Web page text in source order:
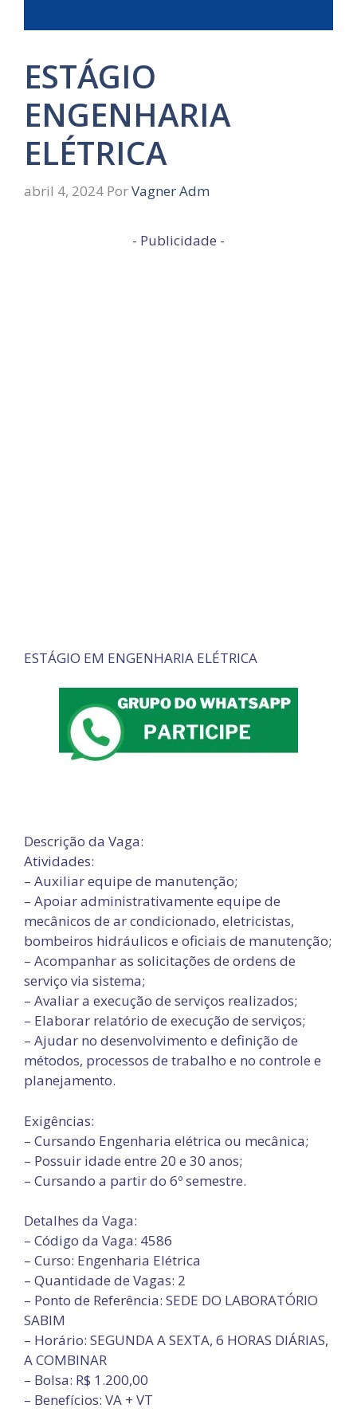
ESTÁGIO
ENGENHARIA
ELÉTRICA
abril 4, 2024 PorVagner Adm
- Publicidade -
ESTÁGIO EM ENGENHARIA ELÉTRICA
Descrição da Vaga:
Atividades:
– Auxiliar equipe de manutenção;
– Apoiar administrativamente equipe de
mecânicos de ar condicionado, eletricistas,
bombeiros hidráulicos e oficiais de manutenção;
– Acompanhar as solicitações de ordens de
serviço via sistema;
– Avaliar a execução de serviços realizados;
– Elaborar relatório de execução de serviços;
– Ajudar no desenvolvimento e definição de
métodos, processos de trabalho e no controle e
planejamento.
Exigências:
– Cursando Engenharia elétrica ou mecânica;
– Possuir idade entre 20 e 30 anos;
– Cursando a partir do 6º semestre.
Detalhes da Vaga:
– Código da Vaga: 4586
– Curso: Engenharia Elétrica
– Quantidade de Vagas: 2
– Ponto de Referência: SEDE DO LABORATÓRIO
SABIM
– Horário: SEGUNDA A SEXTA, 6 HORAS DIÁRIAS,
A COMBINAR
– Bolsa: R$ 1.200,00
– Benefícios: VA + VT